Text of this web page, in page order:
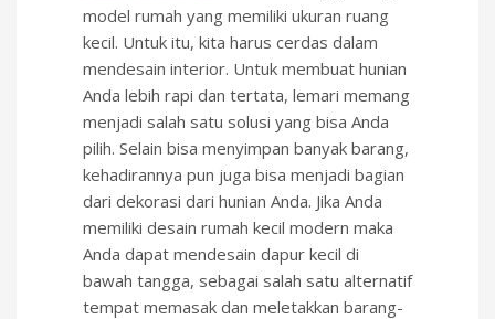
model rumah yang memiliki ukuran ruang
kecil. Untuk itu, kita harus cerdas dalam
mendesain interior. Untuk membuat hunian
Anda lebih rapi dan tertata, lemari memang
menjadi salah satu solusi yang bisa Anda
pilih. Selain bisa menyimpan banyak barang,
kehadirannya pun juga bisa menjadi bagian
dari dekorasi dari hunian Anda. Jika Anda
memiliki desain rumah kecil modern maka
Anda dapat mendesain dapur kecil di
bawah tangga, sebagai salah satu alternatif
tempat memasak dan meletakkan barang-